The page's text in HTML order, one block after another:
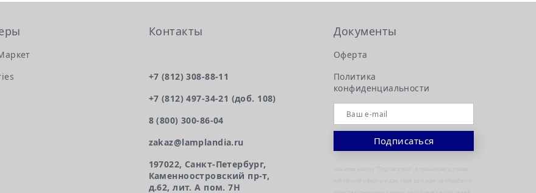
Контакты
+7 (812) 308-88-11
+7 (812) 497-34-21 (доб. 108)
8 (800) 300-86-04
zakaz@lamplandia.ru
197022, Санкт-Петербург,
Каменноостровский пр-т,
д.62, лит. А пом. 7Н
Документы
Оферта
Политика
конфиденциальности